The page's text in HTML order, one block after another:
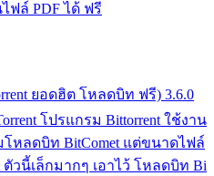
ฟล์ PDF ได้ ฟรี
ยอดฮิต โหลดบิท ฟรี) 3.6.0
โปรแกรม Bittorrent ใช้งาน
หลดบิท BitComet แต่ขนาดไฟล์
วนี้เล็กมากๆ เอาไว้ โหลดบิท Bi